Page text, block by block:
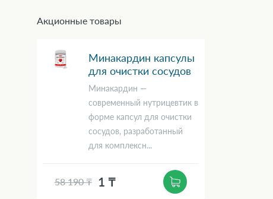
Акционные товары
Минакардин капсулы
для очистки сосудов
Минакардин —
современный нутрицевтик в
форме капсул для очистки
сосудов, разработанный
для комплексн...
58 190 ₸ 1 ₸